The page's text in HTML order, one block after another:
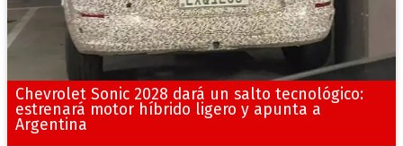
Chevrolet Sonic 2028 dará un salto tecnológico:
estrenará motor híbrido ligero y apunta a
Argentina